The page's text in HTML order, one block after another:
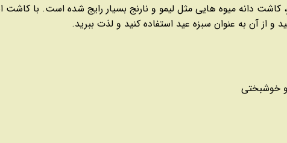
کاشت دانه میوه هایی مثل لیمو و نارنج بسیار رایج شده است. با کاشت
و از آن به عنوان سبزه عید استفاده کنید و لذت ببرید.
و خوشبختی